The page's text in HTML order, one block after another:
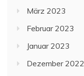
März 2023
Februar 2023
Januar 2023
Dezember 2022